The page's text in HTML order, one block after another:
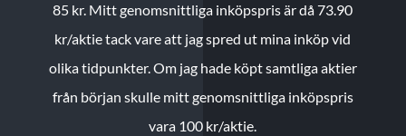
85 kr. Mitt genomsnittliga inköpspris är då 73.90
kr/aktie tack vare att jag spred ut mina inköp vid
olika tidpunkter. Om jag hade köpt samtliga aktier
från början skulle mitt genomsnittliga inköpspris
vara 100 kr/aktie.